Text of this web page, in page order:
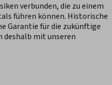
verbunden, die zu einem
führen können. Historische
Garantie für die zukünftige
mit unseren